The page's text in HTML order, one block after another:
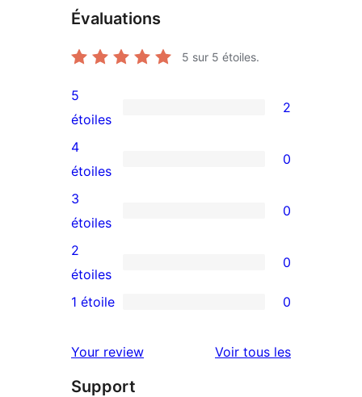
Évaluations
5 sur 5 étoiles.
2
avis
à
5
étoiles
5
étoiles
2
0
avis
à
4
étoile
4
étoiles
0
0
avis
à
3
3
étoiles
0
0
avis
2
2
étoiles
0
à
1
1 étoile 0
Your review Voir tous lesavis
Support